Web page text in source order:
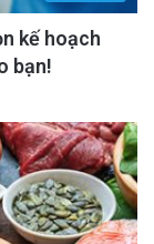
kế hoạch
bạn!